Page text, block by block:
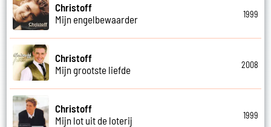
Christoff
Mijn engelbewaarder
1999
Christoff
Mijn grootste liefde
2008
Christoff
Mijn lot uit de loterij
1999